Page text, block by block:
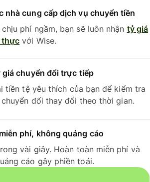
nhà cung cấp dịch vụ chuyển tiền
phí ngầm, bạn sẽ luôn nhận tỷ giá
thực với Wise.
giá chuyển đổi trực tiếp
tiền tệ yêu thích của bạn để kiểm tra
đổi thay đổi theo thời gian.
phí, không quảng cáo
vài giây. Hoàn toàn miễn phí và
cáo gây phiền toái.